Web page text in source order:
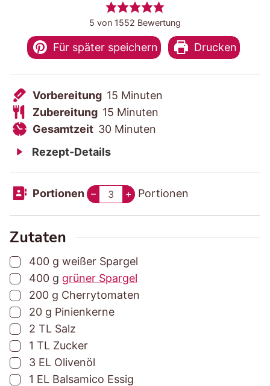
5 von 1552 Bewertung
Für später speichern Drucken
V
o
r
b
e
i
u
n
g
s
z
e
i
t
Vorbereitung 15M
i
n
Minuten
Z
u
b
e
i
u
n
g
s
z
e
i
t
Zubereitung 15M
i
e
n
Minuten
G
e
m
t
e
i
t
Gesamtzeit 30M
t
e
Minuten
Rezept-Details
Portionen – + Portionen
Zutaten
▢
400 g weißer Spargel
▢
400 g grüner Spargel
▢
200 g Cherrytomaten
▢
20 g Pinienkerne
▢
2 TL Salz
▢
1 TL Zucker
▢
3 EL Olivenöl
▢
1 EL Balsamico Essig